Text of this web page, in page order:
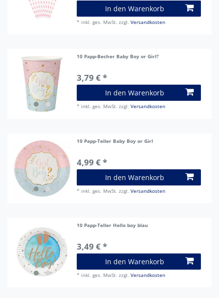
In den Warenkorb
* inkl. ges. MwSt. zzgl.Versandkosten
10 Papp-Becher Baby Boy or Girl?
3,79 € *
In den Warenkorb
* inkl. ges. MwSt. zzgl.Versandkosten
10 Papp-Teller Baby Boy or Girl
4,99 € *
In den Warenkorb
* inkl. ges. MwSt. zzgl.Versandkosten
10 Papp-Teller Hello boy blau
3,49 € *
In den Warenkorb
* inkl. ges. MwSt. zzgl.Versandkosten